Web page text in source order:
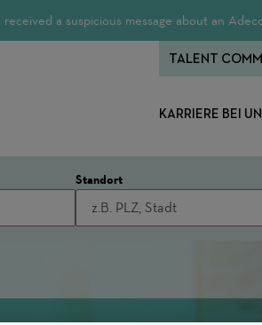
received a suspicious message about an
KARRIERE BEI
TALENT
Standort